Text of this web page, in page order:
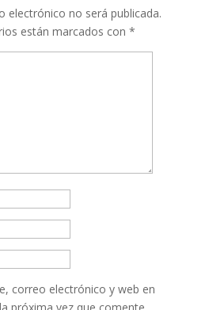
electrónico no será publicada.
están marcados con *
correo electrónico y web en